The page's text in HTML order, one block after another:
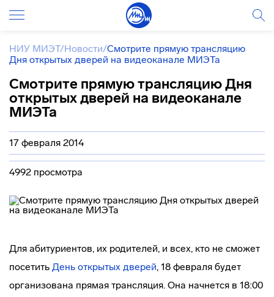
НИУ МИЭТ/Новости/Смотрите прямую трансляцию
Дня открытых дверей на видеоканале МИЭТа
Смотрите прямую трансляцию Дня
открытых дверей на видеоканале
МИЭТа
17 февраля 2014
4992 просмотра
Для абитуриентов, их родителей, и всех, кто не сможет
посетить День открытых дверей, 18 февраля будет
организована прямая трансляция. Она начнется в 18:00